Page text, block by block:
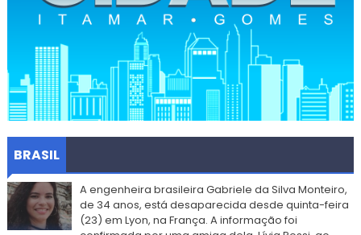
BRASIL
A engenheira brasileira Gabriele da Silva Monteiro,
de 34 anos, está desaparecida desde quinta-feira
(23) em Lyon, na França. A informação foi